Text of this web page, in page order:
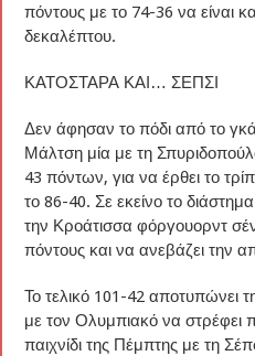
πόντους με το 74-36 να είναι
δεκαλέπτου.
ΚΑΤΟΣΤΑΡΑ ΚΑΙ… ΣΕΠΣΙ
Δεν άφησαν το πόδι από το
Μάλτση μία με τη
43 πόντων, για να έρθει το
το 86-40. Σε εκείνο το
την Κροάτισσα φόργουορντ
πόντους και να ανεβάζει την
Το τελικό 101-42 αποτυπώνει
με τον Ολυμπιακό να στρέφει
παιχνίδι της Πέμπτης με τη